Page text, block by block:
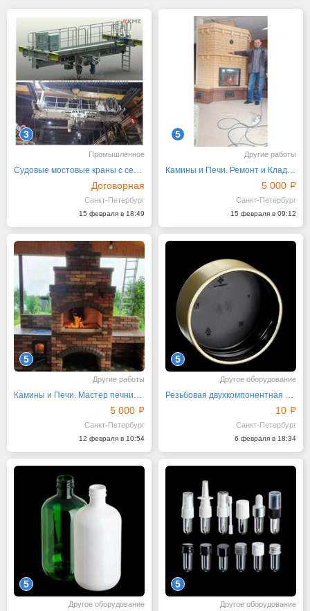
3
Промышленное
Судовые мостовые краны с сертификатами РКО или РС
Договорная
Санкт-Петербург
15 февраля в 18:49
5
Другие работы
Камины и Печи. Ремонт и Кладка. Мастер печник СПб
5 000
Санкт-Петербург
15 февраля в 09:12
5
Другие работы
Камины и Печи. Мастер печник. Ремонт и Кладка
5 000
Санкт-Петербург
12 февраля в 10:54
5
Другое оборудование
Резьбовая двухкомпонентная крышка Траст Bericap 38
10
Санкт-Петербург
6 февраля в 18:34
5
Другое оборудование
5
Другое оборудование